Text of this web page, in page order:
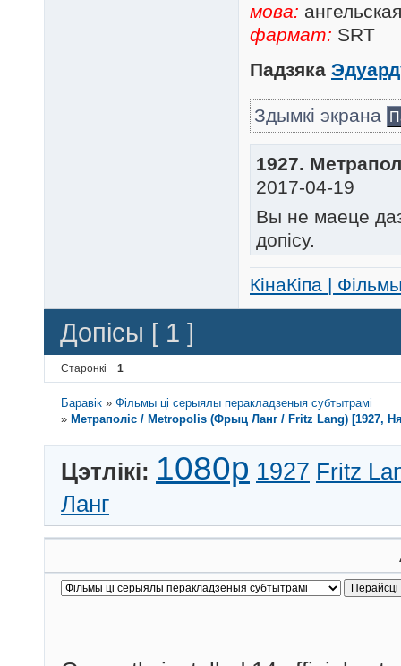
мова: ангельская
фармат: SRT
Падзяка
Здымкі экрана
1927.
2017-04-19
Вы не маеце
допісу.
КінаКіпа |
Допісы [ 1 ]
Старонкі 1
Баравік »Фільмы ці серыялы перакладзеныя субтытрамі
» Метраполіс / Metropolis (Фрыц Ланг / Fritz Lang) [1927,
Цэтлікі: 1080p 1927 Fritz
Ланг